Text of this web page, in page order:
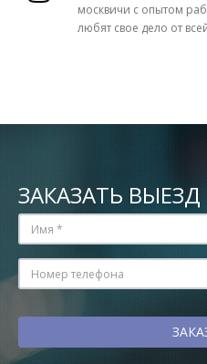
москвичи с опытом
любят свое дело от
ЗАКАЗАТЬ